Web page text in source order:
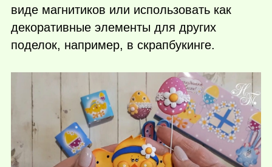
виде магнитиков или использовать как
декоративные элементы для других
поделок, например, в скрапбукинге.